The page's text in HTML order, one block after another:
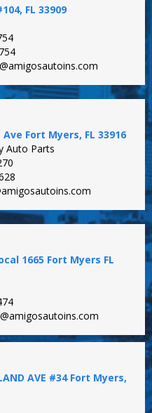
FL 33909
Fort Myers, FL 33916
Auto Parts
1665 Fort Myers FL
AVE #34 Fort Myers,